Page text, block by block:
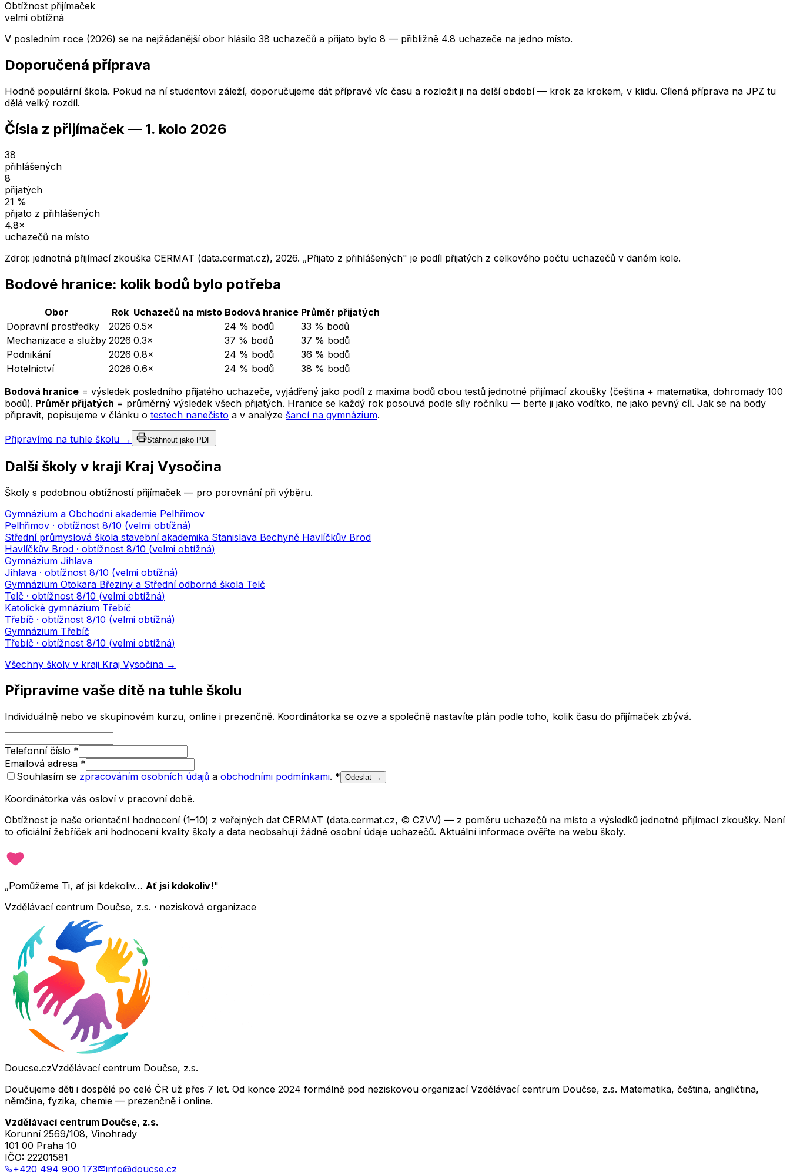
Obtížnost přijímaček
velmi obtížná
V posledním roce (2026) se na nejžádanější obor hlásilo 38 uchazečů a přijato bylo 8 — přibližně 4.8 uchazeče na jedno místo.
Doporučená příprava
Hodně populární škola. Pokud na ní studentovi záleží, doporučujeme dát přípravě víc času a rozložit ji na delší období — krok za krokem, v klidu. Cílená příprava na JPZ tu
dělá velký rozdíl.
Čísla z přijímaček — 1. kolo 2026
38
přihlášených
8
přijatých
21 %
přijato z přihlášených
4.8×
uchazečů na místo
Zdroj: jednotná přijímací zkouška CERMAT (data.cermat.cz), 2026. „Přijato z přihlášených" je podíl přijatých z celkového počtu uchazečů v daném kole.
Bodové hranice: kolik bodů bylo potřeba
Obor Rok Uchazečů na místo Bodová hranice Průměr přijatých
Dopravní prostředky
2026 0.5× 24 % bodů
33 % bodů
Mechanizace a služby 2026 0.3× 37 % bodů
37 % bodů
Podnikání
2026 0.8× 24 % bodů
36 % bodů
Hotelnictví
2026 0.6× 24 % bodů
38 % bodů
Bodová hranice = výsledek posledního přijatého uchazeče, vyjádřený jako podíl z maxima bodů obou testů jednotné přijímací zkoušky (čeština + matematika, dohromady 100
bodů). Průměr přijatých = průměrný výsledek všech přijatých. Hranice se každý rok posouvá podle síly ročníku — berte ji jako vodítko, ne jako pevný cíl. Jak se na body
připravit, popisujeme v článku o testech nanečisto a v analýze šancí na gymnázium.
Připravíme na tuhle školu → Stáhnout jako PDF
Další školy v kraji Kraj Vysočina
Školy s podobnou obtížností přijímaček — pro porovnání při výběru.
Gymnázium a Obchodní akademie Pelhřimov
Pelhřimov · obtížnost 8/10 (velmi obtížná)
Střední průmyslová škola stavební akademika Stanislava Bechyně Havlíčkův Brod
Havlíčkův Brod · obtížnost 8/10 (velmi obtížná)
Gymnázium Jihlava
Jihlava · obtížnost 8/10 (velmi obtížná)
Gymnázium Otokara Březiny a Střední odborná škola Telč
Telč · obtížnost 8/10 (velmi obtížná)
Katolické gymnázium Třebíč
Třebíč · obtížnost 8/10 (velmi obtížná)
Gymnázium Třebíč
Třebíč · obtížnost 8/10 (velmi obtížná)
Všechny školy v kraji Kraj Vysočina →
Připravíme vaše dítě na tuhle školu
Individuálně nebo ve skupinovém kurzu, online i prezenčně. Koordinátorka se ozve a společně nastavíte plán podle toho, kolik času do přijímaček zbývá.
Telefonní číslo *
Emailová adresa *
Souhlasím se zpracováním osobních údajů a obchodními podmínkami. * Odeslat →
Koordinátorka vás osloví v pracovní době.
Obtížnost je naše orientační hodnocení (1–10) z veřejných dat CERMAT (data.cermat.cz, © CZVV) — z poměru uchazečů na místo a výsledků jednotné přijímací zkoušky. Není
to oficiální žebříček ani hodnocení kvality školy a data neobsahují žádné osobní údaje uchazečů. Aktuální informace ověřte na webu školy.
„Pomůžeme Ti, ať jsi kdekoliv… Ať jsi kdokoliv!"
Vzdělávací centrum Doučse, z.s. · nezisková organizace
Doucse.czVzdělávací centrum Doučse, z.s.
Doučujeme děti i dospělé po celé ČR už přes 7 let. Od konce 2024 formálně pod neziskovou organizací Vzdělávací centrum Doučse, z.s. Matematika, čeština, angličtina,
němčina, fyzika, chemie — prezenčně i online.
Vzdělávací centrum Doučse, z.s.
Korunní 2569/108, Vinohrady
101 00 Praha 10
IČO: 22201581
+420 494 900 173
info@doucse.cz